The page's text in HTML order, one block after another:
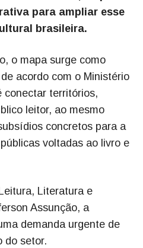
para ampliar esse
brasileira.
o mapa surge como
acordo com o Ministério
conectar territórios,
leitor, ao mesmo
concretos para a
voltadas ao livro e
Literatura e
Assunção, a
demanda urgente de
do setor.